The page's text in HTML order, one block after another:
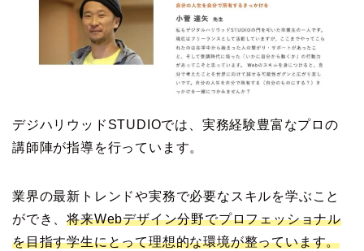
デジハリウッドSTUDIOでは、実務経験豊富なプロの
講師陣が指導を行っています。
業界の最新トレンドや実務で必要なスキルを学ぶこと
ができ、将来Webデザイン分野でプロフェッショナル
を目指す学生にとって理想的な環境が整っています。